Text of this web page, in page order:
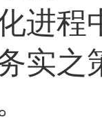
进程
实之